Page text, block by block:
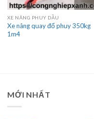
XE NÂNG PHUY DẦU
Xe nâng quay đổ phuy 350kg
1m4
MỚI NHẤT